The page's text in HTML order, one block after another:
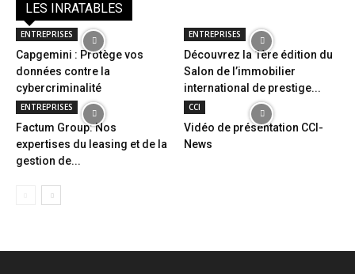
LES INRATABLES
ENTREPRISES
Capgemini : Protège vos
données contre la
cybercriminalité
ENTREPRISES
Découvrez la 1ère édition du
Salon de l’immobilier
international de prestige...
ENTREPRISES
Factum Group: Nos
expertises du leasing et de la
gestion de...
CCI
Vidéo de présentation CCI-
News